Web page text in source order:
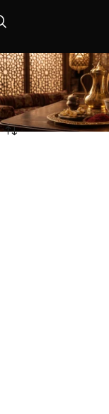
عرض النتيجة الوحيدة